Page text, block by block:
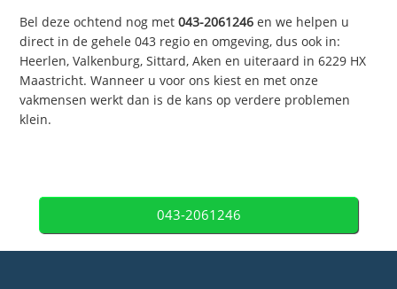
Bel deze ochtend nog met043-2061246 en we helpen u
direct in de gehele 043 regio en omgeving, dus ook in:
Heerlen, Valkenburg, Sittard, Aken en uiteraard in 6229 HX
Maastricht. Wanneer u voor ons kiest en met onze
vakmensen werkt dan is de kans op verdere problemen
klein.
043-2061246